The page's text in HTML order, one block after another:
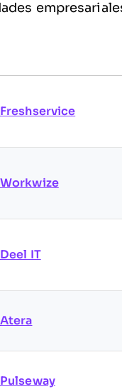
Freshservice
Workwize
Deel IT
Atera
Pulseway